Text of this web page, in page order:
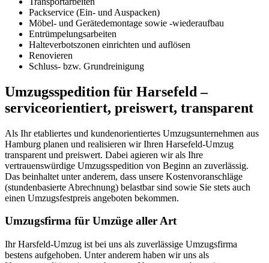
Packservice (Ein- und Auspacken)
Möbel- und Gerätedemontage sowie -wiederaufbau
Entrümpelungsarbeiten
Halteverbotszonen einrichten und auflösen
Renovieren
Schluss- bzw. Grundreinigung
Umzugsspedition für Harsefeld –
serviceorientiert, preiswert, transparent
Als Ihr etabliertes und kundenorientiertes Umzugsunternehmen aus
Hamburg planen und realisieren wir Ihren Harsefeld-Umzug
transparent und preiswert. Dabei agieren wir als Ihre
vertrauenswürdige Umzugsspedition von Beginn an zuverlässig.
Das beinhaltet unter anderem, dass unsere Kostenvoranschläge
(stundenbasierte Abrechnung) belastbar sind sowie Sie stets auch
einen Umzugsfestpreis angeboten bekommen.
Umzugsfirma für Umzüge aller Art
Ihr Harsfeld-Umzug ist bei uns als zuverlässige Umzugsfirma
bestens aufgehoben. Unter anderem haben wir uns als